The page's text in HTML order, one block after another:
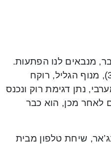
מנבאים לנו הפתעות.
בשנת 2016, טוני נג’אר (38), מנוף הגליל, רוקח
נתן דגימת רוק ונכנס
לאחר מכן, הוא כבר
שיחת טלפון מבית